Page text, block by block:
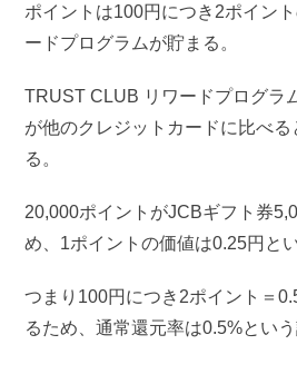
ポイントは100円につき2ポイン
ードプログラムが貯まる。
TRUST CLUB リワードプログラ
が他のクレジットカードに比べ
る。
20,000ポイントがJCBギフト券
め、1ポイントの価値は0.25円と
つまり100円につき2ポイント＝
るため、通常還元率は0.5%という